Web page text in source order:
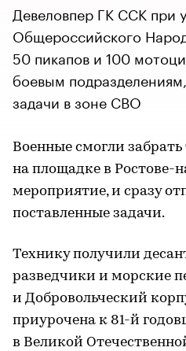
Девеловпер ГК ССК при
Общероссийского
50 пикапов и 100
боевым
задачи в зоне СВО
Военные смогли
на площадке в Ростове-
мероприятие, и сразу
поставленные задачи.
Технику получили
разведчики и морские
и Добровольческий
приурочена к 81-й
в Великой